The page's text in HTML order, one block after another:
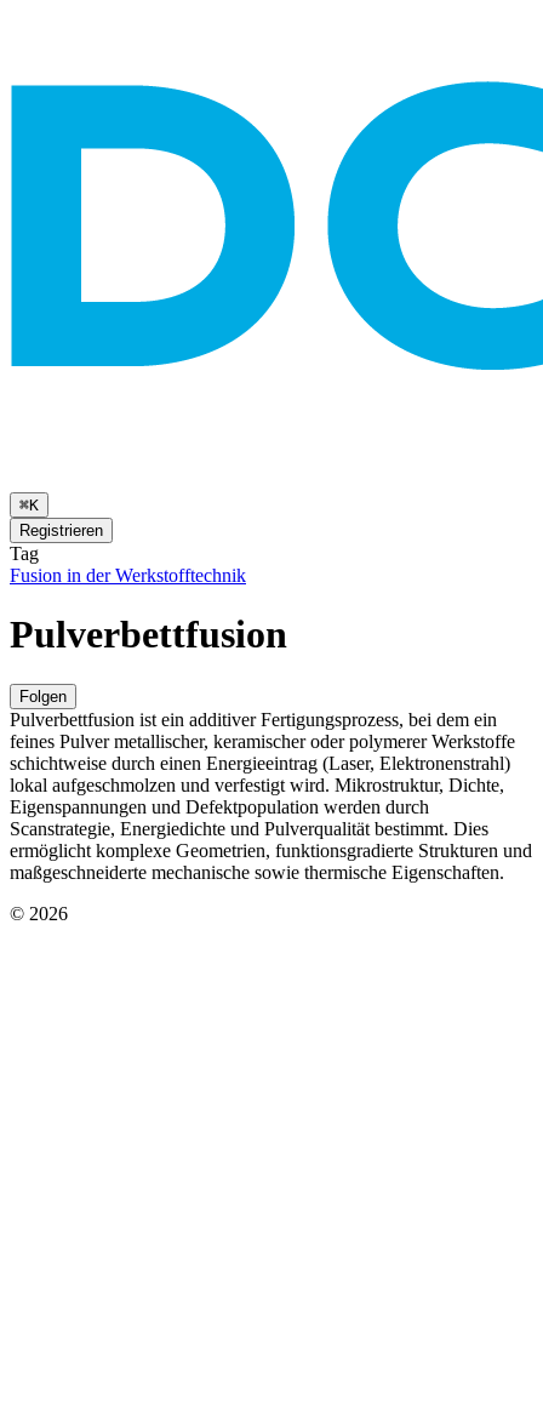
⌘K
Registrieren
Tag
Fusion in der Werkstofftechnik
Pulverbettfusion
Folgen
Pulverbettfusion ist ein additiver Fertigungsprozess, bei dem ein
feines Pulver metallischer, keramischer oder polymerer Werkstoffe
schichtweise durch einen Energieeintrag (Laser, Elektronenstrahl)
lokal aufgeschmolzen und verfestigt wird. Mikrostruktur, Dichte,
Eigenspannungen und Defektpopulation werden durch
Scanstrategie, Energiedichte und Pulverqualität bestimmt. Dies
ermöglicht komplexe Geometrien, funktionsgradierte Strukturen und
maßgeschneiderte mechanische sowie thermische Eigenschaften.
© 2026